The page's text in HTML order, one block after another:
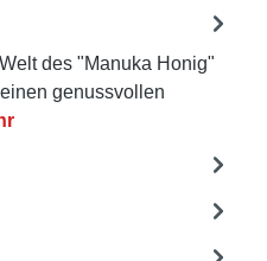
des "Manuka Honig"
genussvollen